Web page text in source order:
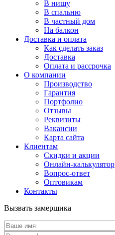
В нишу
В спальню
В частный дом
На балкон
Доставка и оплата
Как сделать заказ
Доставка
Оплата и рассрочка
О компании
Производство
Гарантия
Портфолио
Отзывы
Реквизиты
Вакансии
Карта сайта
Клиентам
Скидки и акции
Онлайн-калькулятор
Вопрос-ответ
Оптовикам
Контакты
Вызвать замерщика